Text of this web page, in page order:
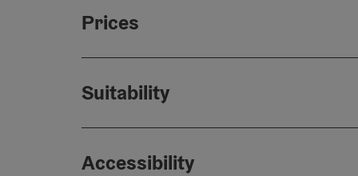
Prices
Suitability
Accessibility